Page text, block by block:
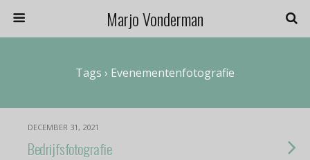
Marjo Vonderman
Tags › Evenementenfotografie
DECEMBER 31, 2021
Bedrijfsfotografie